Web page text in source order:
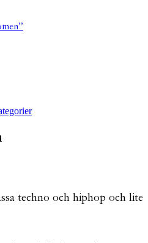
techno och hiphop och lite